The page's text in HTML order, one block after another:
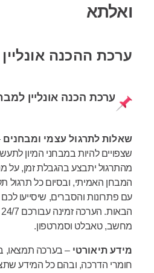
ואלתא
ערכת ההכנה אונליין
ערכת הכנה אונליין
שאלות לתרגול עצמי ומבחנים
שצפויים להיות במבחני המיון
מהתרגול יתבצע בהגבלת זמן, על
המבחן האמיתי, ובסיום כל תרגול
עם פתרונות והסברים, שיסייעו
מחשב, טאבלט וסמרטפון.
מידע תיאורטי – בערכה תמצאו,
חומרי הדרכה, ובהם כל המידע